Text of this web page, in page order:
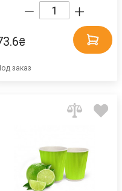
₴
заказ